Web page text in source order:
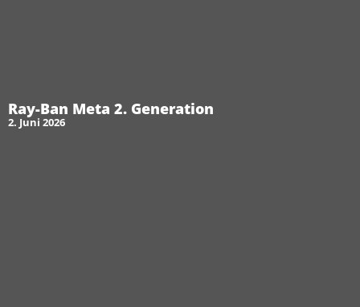
Ray-Ban Meta 2. Generation
2. Juni 2026